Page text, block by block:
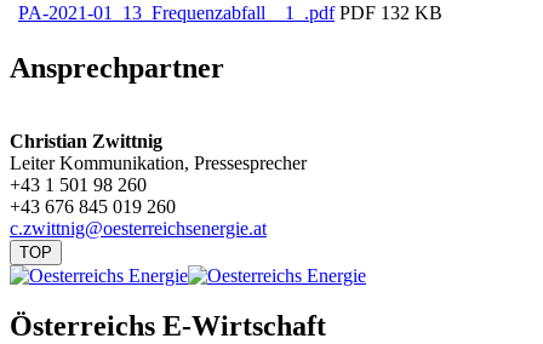
PA-2021-01_13_Frequenzabfall__1_.pdf PDF 132 KB
Ansprechpartner
Christian Zwittnig
Leiter Kommunikation, Pressesprecher
+43 1 501 98 260
+43 676 845 019 260
c.zwittnig@oesterreichsenergie.at
TOP
Österreichs E-Wirtschaft